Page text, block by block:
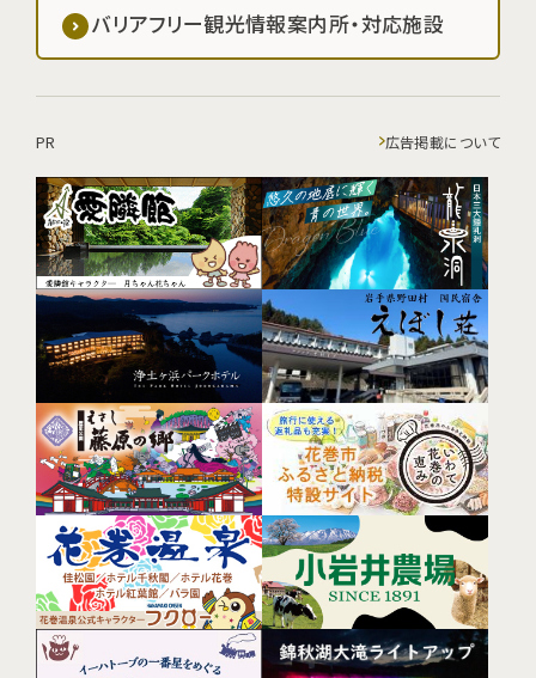
バリアフリー観光情報案内所・対応施設
PR 広告掲載について